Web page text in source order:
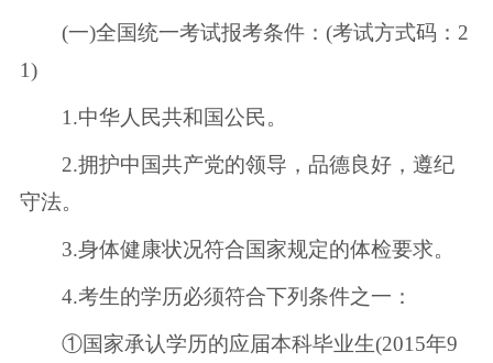
(一)全国统一考试报考条件：(考试方式码：2
1)
1.中华人民共和国公民。
2.拥护中国共产党的领导，品德良好，遵纪
守法。
3.身体健康状况符合国家规定的体检要求。
4.考生的学历必须符合下列条件之一：
①国家承认学历的应届本科毕业生(2015年9